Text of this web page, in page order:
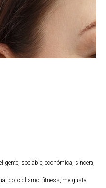
sociable, económica, sincera,
ciclismo, fitness, me gusta